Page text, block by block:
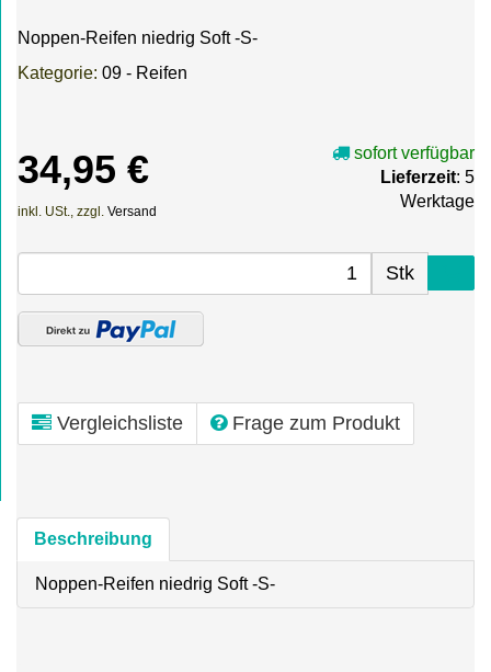
Noppen-Reifen niedrig Soft -S-
Kategorie: 09 - Reifen
34,95 €
inkl. USt., zzgl. Versand
sofort verfügbar
Lieferzeit: 5
Werktage
Stk
Vergleichsliste Frage zum Produkt
Beschreibung
Noppen-Reifen niedrig Soft -S-